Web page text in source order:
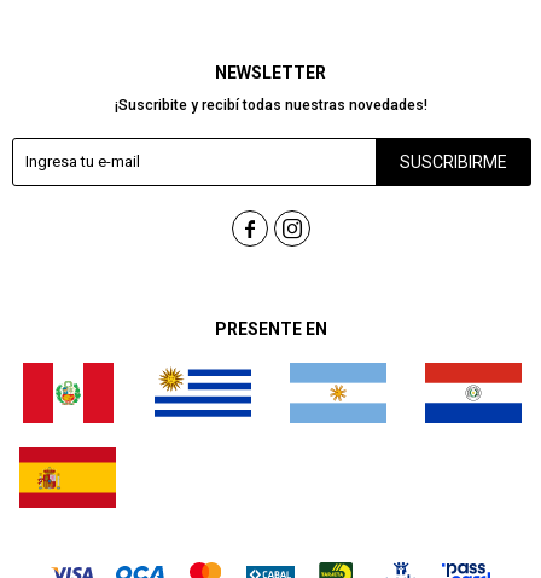
PRESENTE EN
NEWSLETTER
¡Suscribite y recibí todas nuestras novedades!
SUSCRIBIRME
 